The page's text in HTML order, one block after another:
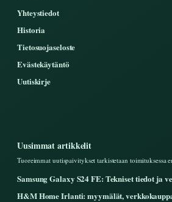
Yhteystiedot
Historia
Tietosuojaseloste
Evästekäytäntö
Uutiskirje
Uusimmat artikkelit
Tuoreimmat uutispaivitykset tarkistetaan toimituksessa
Samsung Galaxy S24 FE: Tekniset tiedot ja
H&M Home Irlanti: myymälät,